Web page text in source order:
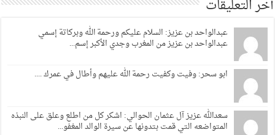
أخر التعليقات
عبدالواحد بن عزيز: السلام عليكم ورحمة الله وبركاتة إسمي
عبدالواحد بن عزيز من المغرب وجدي الأكبر إسم...
ابو سحر: وفيت وكفيت رحمة الله عليهم وأطال في عمرك ....
سعدالله عزيز آل عثمان الحوالي: اشكر كل من اطلع وعلق على النبذه
المتواضعه التي قمت بتدونها عن سيرة الوالد المغفو...